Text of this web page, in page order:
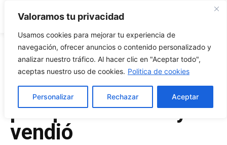
Valoramos tu privacidad
Usamos cookies para mejorar tu experiencia de
navegación, ofrecer anuncios o contenido personalizado y
analizar nuestro tráfico. Al hacer clic en "Aceptar todo",
aceptas nuestro uso de cookies. Politica de cookies
Personalizar Rechazar Aceptar
Market Clave
Marzo 31, 2026
Stop-limit en cripto:
por qué se activó y no
vendió